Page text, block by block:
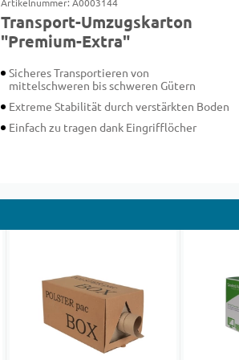
Artikelnummer: A0003144
Transport-Umzugskarton
"Premium-Extra"
Sicheres Transportieren von
mittelschweren bis schweren Gütern
Extreme Stabilität durch verstärkten Boden
Einfach zu tragen dank Eingrifflöcher